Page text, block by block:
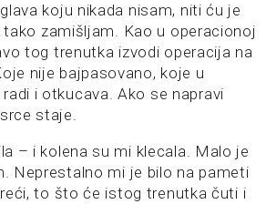
koju nikada nisam, niti ću je
zamišljam. Kao u operacionoj
tog trenutka izvodi operacija na
nije bajpasovano, koje u
i otkucava. Ako se napravi
staje.
– i kolena su mi klecala. Malo je
Neprestalno mi je bilo na pameti
to što će istog trenutka čuti i